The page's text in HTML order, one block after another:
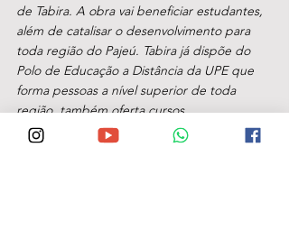
de Tabira. A obra vai beneficiar estudantes,
além de catalisar o desenvolvimento para
toda região do Pajeú. Tabira já dispõe do
Polo de Educação a Distância da UPE que
forma pessoas a nível superior de toda
região, também oferta cursos
profissionalizantes que ajudam as pessoas,